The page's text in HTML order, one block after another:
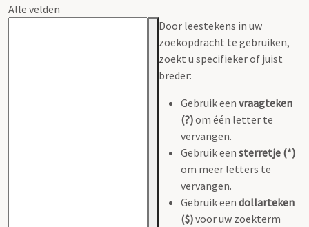
Alle velden
Door leestekens in uw
zoekopdracht te gebruiken,
zoekt u specifieker of juist
breder:
Gebruik een vraagteken
(?)om één letter te
vervangen.
Gebruik een sterretje (*)
om meer letters te
vervangen.
Gebruik een dollarteken
($)voor uw zoekterm